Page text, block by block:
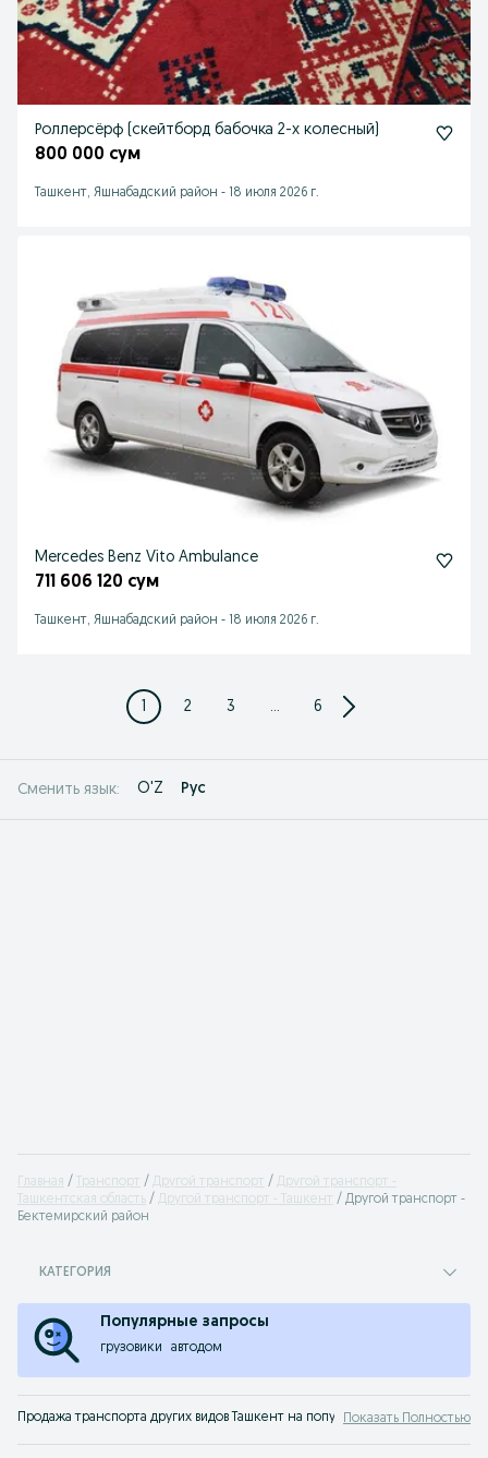
Роллерсёрф (скейтборд бабочка 2-х колесный)
800 000 сум
Ташкент, Яшнабадский район - 18 июля 2026 г.
Mercedes Benz Vito Ambulance
711 606 120 сум
Ташкент, Яшнабадский район - 18 июля 2026 г.
1 2 3 ... 6
Сменить язык: O'Z Рус
Главная Транспорт Другой транспорт
Другой транспорт -
Ташкентская область
Другой транспорт - Ташкент
Другой транспорт -
Бектемирский район
КАТЕГОРИЯ
Популярные запросы
грузовики автодом
Продажа транспорта других видов Ташкент на популярной доске
Показать Полностью